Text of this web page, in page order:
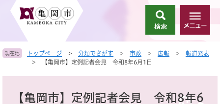
頭
す
飛
し
索
メ
ニ
ー
現在地 トップページ > 分類でさがす > 市政 > 広報 >
報道発表
>
【亀岡市】定例記者会見 令和8年6月1日
【亀岡市】定例記者会見 令和8年6